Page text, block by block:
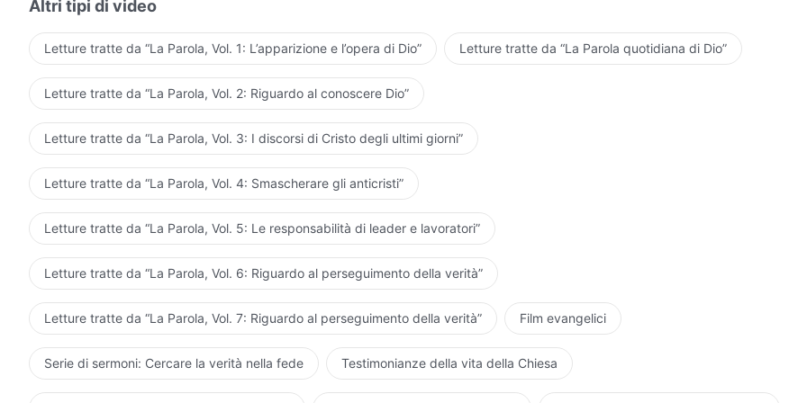
e la zizzania non può essere trasformata in grano” è fuori da ogni dubbio. Tutti coloro che amano
sinceramente Dio alla fine rimarranno nel Regno, e Dio non tratterà male nessuno che Lo ami sinceramente.
La Parola, Vol. 1: L’apparizione e l’opera di Dio, “L’opera di Dio e la pratica dell’uomo”
Altri tipi di video
Letture tratte da “La Parola, Vol. 1: L’apparizione e l’opera di Dio” Letture tratte da “La Parola quotidiana di Dio”
Letture tratte da “La Parola, Vol. 2: Riguardo al conoscere Dio”
Letture tratte da “La Parola, Vol. 3: I discorsi di Cristo degli ultimi giorni”
Letture tratte da “La Parola, Vol. 4: Smascherare gli anticristi”
Letture tratte da “La Parola, Vol. 5: Le responsabilità di leader e lavoratori”
Letture tratte da “La Parola, Vol. 6: Riguardo al perseguimento della verità”
Letture tratte da “La Parola, Vol. 7: Riguardo al perseguimento della verità” Film evangelici
Serie di sermoni: Cercare la verità nella fede Testimonianze della vita della Chiesa